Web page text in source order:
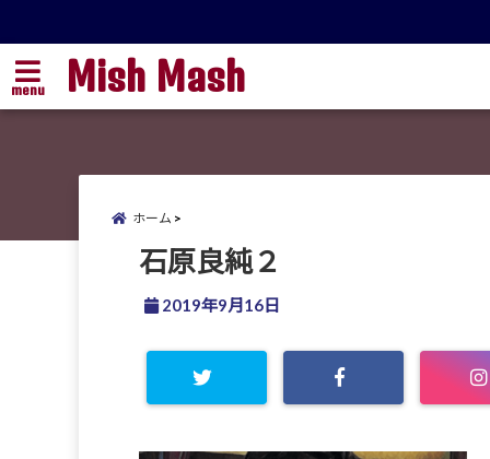
menu Mish Mash
ホーム
石原良純２
2019年9月16日